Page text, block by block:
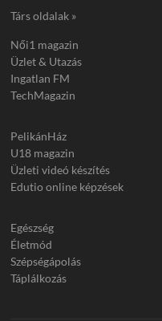
Társ oldalak »
Női1 magazin
Üzlet & Utazás
Ingatlan FM
TechMagazin
PelikánHáz
U18 magazin
Üzleti videó készítés
Edutio online képzések
Egészség
Életmód
Szépségápolás
Táplálkozás